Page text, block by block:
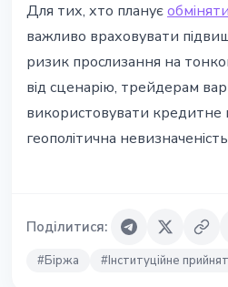
Для тих, хто планує
важливо враховувати
ризик прослизання на
від сценарію, трейдерам
використовувати кредитне
геополітична
Поділитися:
#Біржа #Інституційне